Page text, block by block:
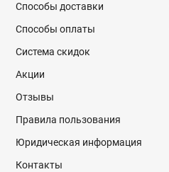
Способы доставки
Способы оплаты
Система скидок
Акции
Отзывы
Правила пользования
Юридическая информация
Контакты